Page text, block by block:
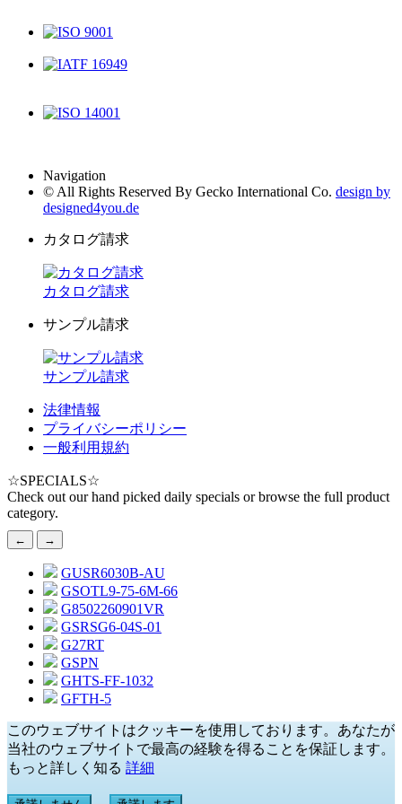
Navigation
© All Rights Reserved By Gecko International Co. design by
designed4you.de
カタログ請求
カタログ請求
サンプル請求
サンプル請求
法律情報
プライバシーポリシー
一般利用規約
☆SPECIALS☆
Check out our hand picked daily specials or browse the full product
category.
← →
GUSR6030B-AU
GSOTL9-75-6M-66
G8502260901VR
GSRSG6-04S-01
G27RT
GSPN
GHTS-FF-1032
GFTH-5
このウェブサイトはクッキーを使用しております。あなたが
当社のウェブサイトで最高の経験を得ることを保証します。
もっと詳しく知る 詳細